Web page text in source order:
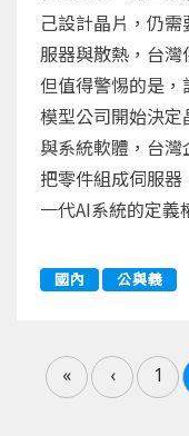
己設計晶片，仍
服器與散熱，台灣
但值得警惕的是
模型公司開始決
與系統軟體，台灣
把零件組成伺服
一代AI系統的定義
國內 公與義
« ‹ 1